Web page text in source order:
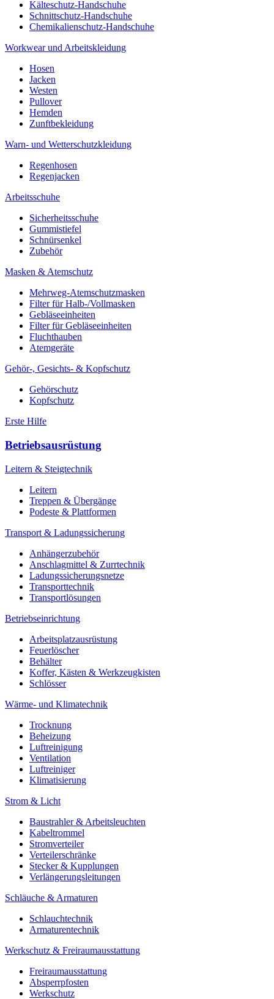
Kälteschutz-Handschuhe
Schnittschutz-Handschuhe
Chemikalienschutz-Handschuhe
Workwear und Arbeitskleidung
Hosen
Jacken
Westen
Pullover
Hemden
Zunftbekleidung
Warn- und Wetterschutzkleidung
Regenhosen
Regenjacken
Arbeitsschuhe
Sicherheitsschuhe
Gummistiefel
Schnürsenkel
Zubehör
Masken & Atemschutz
Mehrweg-Atemschutzmasken
Filter für Halb-/Vollmasken
Gebläseeinheiten
Filter für Gebläseeinheiten
Fluchthauben
Atemgeräte
Gehör-, Gesichts- & Kopfschutz
Gehörschutz
Kopfschutz
Erste Hilfe
Betriebsausrüstung
Leitern & Steigtechnik
Leitern
Treppen & Übergänge
Podeste & Plattformen
Transport & Ladungssicherung
Anhängerzubehör
Anschlagmittel & Zurrtechnik
Ladungssicherungsnetze
Transporttechnik
Transportlösungen
Betriebseinrichtung
Arbeitsplatzausrüstung
Feuerlöscher
Behälter
Koffer, Kästen & Werkzeugkisten
Schlösser
Wärme- und Klimatechnik
Trocknung
Beheizung
Luftreinigung
Ventilation
Luftreiniger
Klimatisierung
Strom & Licht
Baustrahler & Arbeitsleuchten
Kabeltrommel
Stromverteiler
Verteilerschränke
Stecker & Kupplungen
Verlängerungs­leitungen
Schläuche & Armaturen
Schlauchtechnik
Armaturentechnik
Werkschutz & Freiraumausstattung
Freiraumausstattung
Absperrpfosten
Werkschutz